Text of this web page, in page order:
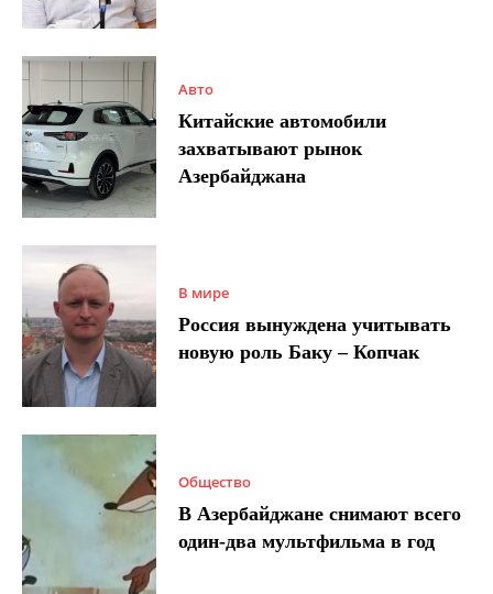
Авто
Китайские автомобили
захватывают рынок
Азербайджана
В мире
Россия вынуждена учитывать
новую роль Баку – Копчак
Общество
В Азербайджане снимают всего
один-два мультфильма в год